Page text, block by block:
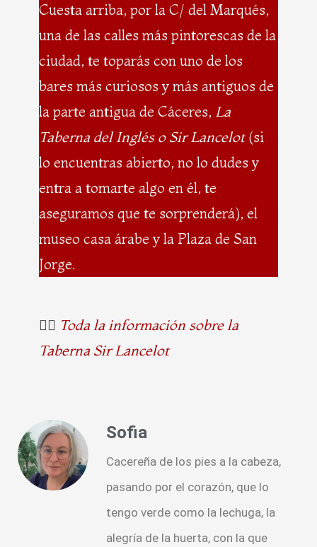
Cuesta arriba, por la C/ del Marqués,
una de las calles más pintorescas de la
ciudad, te toparás con uno de los
bares más curiosos y más antiguos de
la parte antigua de Cáceres, La
Taberna del Inglés o Sir Lancelot(si
lo encuentras abierto, no lo dudes y
entra a tomarte algo en él, te
aseguramos que te sorprenderá), el
museo casa árabe y la Plaza de San
Jorge.
👉🏻 Toda la información sobre la
Taberna Sir Lancelot
Sofia
Cacereña de los pies a la cabeza,
pasando por el corazón, que lo
tengo verde como la lechuga, la
alegría de la huerta, con la que